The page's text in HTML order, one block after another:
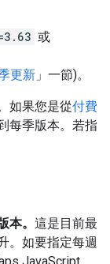
或
更新 」一節)。
如果您是從付費
每季版本。若指
本。 這是目前最
。如要指定每週